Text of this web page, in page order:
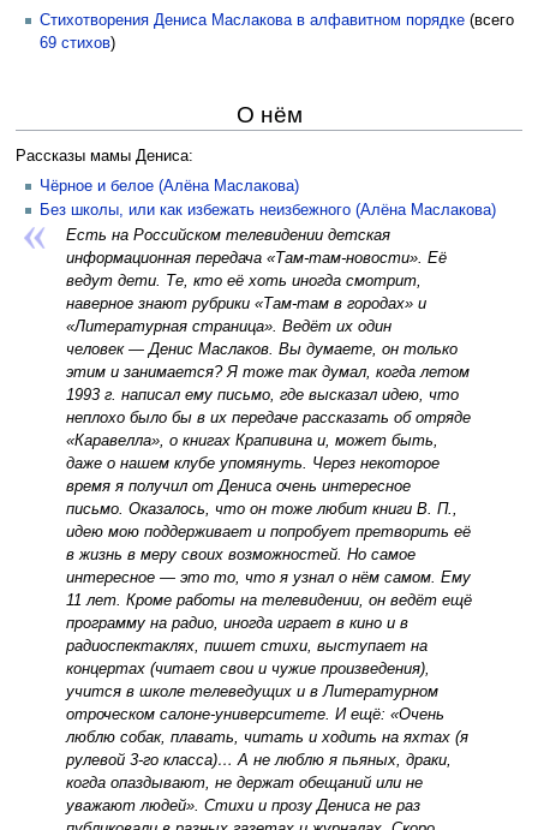
Стихотворения Дениса Маслакова в алфавитном порядке (всего
69 стихов)
О нём
Рассказы мамы Дениса:
Чёрное и белое (Алёна Маслакова)
Без школы, или как избежать неизбежного (Алёна Маслакова)
Есть на Российском телевидении детская
информационная передача «Там-там-новости». Её
ведут дети. Те, кто её хоть иногда смотрит,
наверное знают рубрики «Там-там в городах» и
«Литературная страница». Ведёт их один
человек — Денис Маслаков. Вы думаете, он только
этим и занимается? Я тоже так думал, когда летом
1993 г. написал ему письмо, где высказал идею, что
неплохо было бы в их передаче рассказать об отряде
«Каравелла», о книгах Крапивина и, может быть,
даже о нашем клубе упомянуть. Через некоторое
время я получил от Дениса очень интересное
письмо. Оказалось, что он тоже любит книги В. П.,
идею мою поддерживает и попробует претворить её
в жизнь в меру своих возможностей. Но самое
интересное — это то, что я узнал о нём самом. Ему
11 лет. Кроме работы на телевидении, он ведёт ещё
программу на радио, иногда играет в кино и в
радиоспектаклях, пишет стихи, выступает на
концертах (читает свои и чужие произведения),
учится в школе телеведущих и в Литературном
отроческом салоне-университете. И ещё: «Очень
люблю собак, плавать, читать и ходить на яхтах (я
рулевой 3-го класса)… А не люблю я пьяных, драки,
когда опаздывают, не держат обещаний или не
уважают людей». Стихи и прозу Дениса не раз